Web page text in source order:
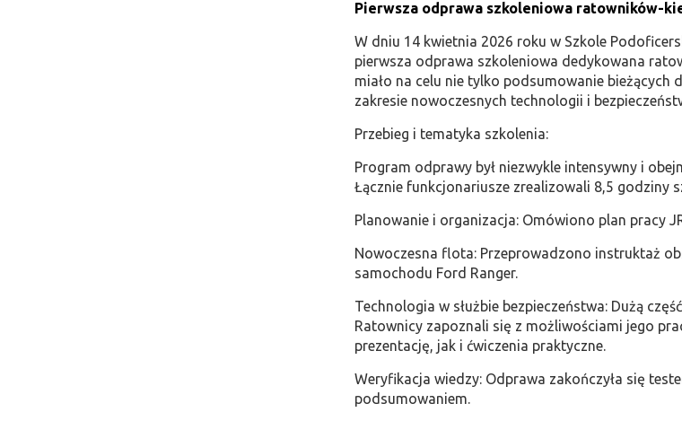
Pierwsza odprawa szkoleniowa ratowników-
​W dniu 14 kwietnia 2026 roku w Szkole
pierwsza odprawa szkoleniowa dedykowana
miało na celu nie tylko podsumowanie bieżących
zakresie nowoczesnych technologii i
​Przebieg i tematyka szkolenia:
​Program odprawy był niezwykle intensywny i
Łącznie funkcjonariusze zrealizowali 8,5 godziny
​Planowanie i organizacja: Omówiono plan pracy
​Nowoczesna flota: Przeprowadzono instruktaż
samochodu Ford Ranger.
​Technologia w służbie bezpieczeństwa: Dużą
Ratownicy zapoznali się z możliwościami jego
prezentację, jak i ćwiczenia praktyczne.
​Weryfikacja wiedzy: Odprawa zakończyła się
podsumowaniem.